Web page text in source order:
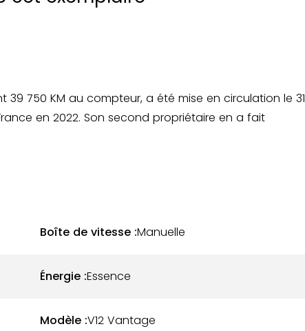
750 KM au compteur, a été mise en circulation le 31
en 2022. Son second propriétaire en a fait
est irréprochable. La carrosserie et l’intérieur sont
au niveau de l'instrumentation de bord.
pure que sportive. L'entretien a été réalisé
la dernière révision effectuée en septembre 2024.
Boîte de vitesse :Manuelle
Énergie :Essence
Modèle :V12 Vantage